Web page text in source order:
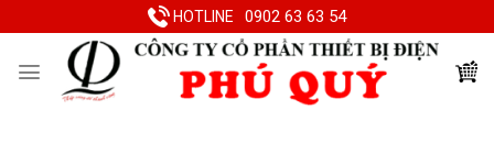
to
HOTLINE 0902 63 63 54